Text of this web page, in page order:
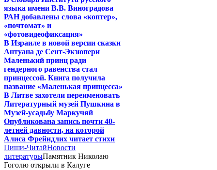
языка имени В.В. Виноградова
РАН добавлены слова «коптер»,
«почтомат» и
«фотовидеофиксация»
В Израиле в новой версии сказки
Антуана де Сент-Экзюпери
Маленький принц ради
гендерного равенства стал
принцессой. Книга получила
название «Маленькая принцесса»
В Литве захотели переименовать
Литературный музей Пушкина в
Музей-усадьбу Маркучяй
Опубликована запись почти 40-
летней давности, на которой
Алиса Фрейндлих читает стихи
Пиши-ЧитайНовости
литературыПамятник Николаю
Гоголю открыли в Калуге